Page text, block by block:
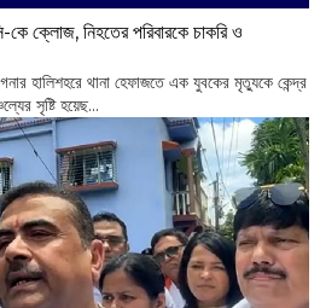
ক্লোজ, নিহতের পরিবারকে চাকরি ও
হালিশহরে থানা হেফাজতে এক যুবকের মৃত্যুকে কেন্দ্র
সৃষ্টি হয়েছ...